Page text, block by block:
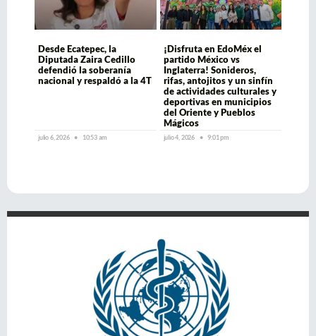
Desde Ecatepec, la
Diputada Zaira Cedillo
defendió la soberanía
nacional y respaldó a la 4T
julio 6, 2026 10:53 am
¡Disfruta en EdoMéx el
partido México vs
Inglaterra! Sonideros,
rifas, antojitos y un sinfín
de actividades culturales y
deportivas en municipios
del Oriente y Pueblos
Mágicos
julio 4, 2026 9:01 pm